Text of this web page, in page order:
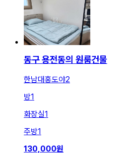
동구 용전동의 원룸건물
한남대홍도야2
방1
화장실1
주방1
130,000원